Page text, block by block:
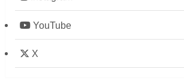
YouTube
X